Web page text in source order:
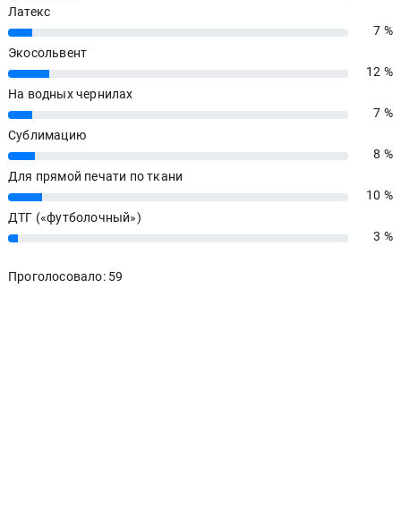
Латекс
7%
7 %
Экосольвент
12%
12 %
На водных чернилах
7%
7 %
Сублимацию
8%
8 %
Для прямой печати по ткани
10%
10 %
ДТГ («футболочный»)
3% 3 %
Проголосовало: 59